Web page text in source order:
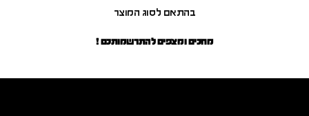
בהתאם לסוג המוצר
מחכים ומצפים להתרשמותכם !